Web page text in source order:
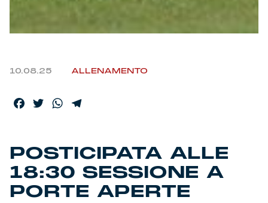
Gift Card Online Store
10.08.25 ALLENAMENTO
Facebook
TwitterWhatsApp
POSTICIPATA ALLE
18:30 SESSIONE A
PORTE APERTE